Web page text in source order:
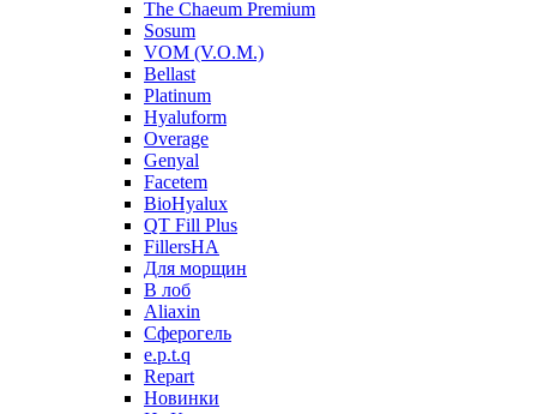
The Chaeum Premium
Sosum
VOM (V.O.M.)
Bellast
Platinum
Hyaluform
Overage
Genyal
Facetem
BioHyalux
QT Fill Plus
FillersHA
Для морщин
В лоб
Aliaxin
Сферогель
e.p.t.q
Repart
Новинки